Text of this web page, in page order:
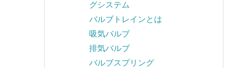
グシステム
バルブトレインとは
吸気バルブ
排気バルブ
バルブスプリング